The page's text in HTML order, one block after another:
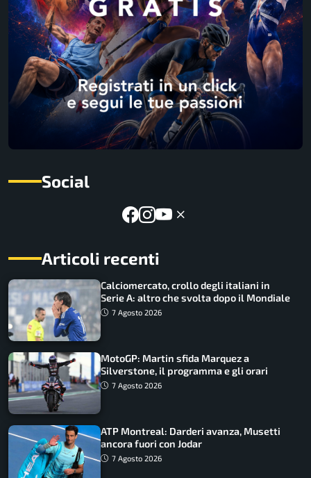
Social
Articoli recenti
Calciomercato, crollo degli italiani in
Serie A: altro che svolta dopo il Mondiale
7 Agosto 2026
MotoGP: Martin sfida Marquez a
Silverstone, il programma e gli orari
7 Agosto 2026
ATP Montreal: Darderi avanza, Musetti
ancora fuori con Jodar
7 Agosto 2026